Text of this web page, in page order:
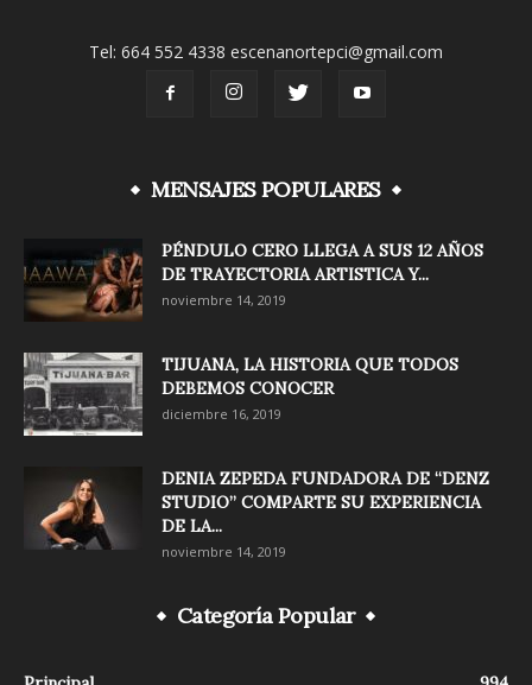
Tel: 664 552 4338 escenanortepci@gmail.com
MENSAJES POPULARES
PÉNDULO CERO LLEGA A SUS 12 AÑOS
DE TRAYECTORIA ARTISTICA Y...
noviembre 14, 2019
TIJUANA, LA HISTORIA QUE TODOS
DEBEMOS CONOCER
diciembre 16, 2019
DENIA ZEPEDA FUNDADORA DE “DENZ
STUDIO” COMPARTE SU EXPERIENCIA
DE LA...
noviembre 14, 2019
Categoría Popular